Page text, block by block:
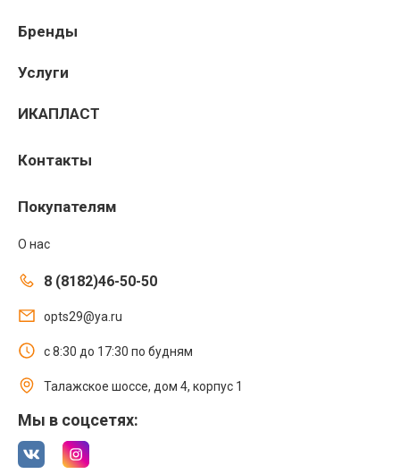
Бренды
Услуги
ИКАПЛАСТ
Контакты
Покупателям
О нас
8 (8182)46-50-50
opts29@ya.ru
с 8:30 до 17:30 по будням
Талажское шоссе, дом 4, корпус 1
Мы в соцсетях: